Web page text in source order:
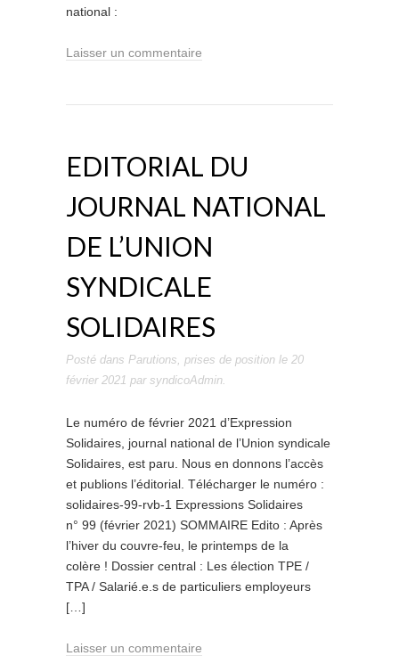
national :
Laisser un commentaire
EDITORIAL DU
JOURNAL NATIONAL
DE L’UNION
SYNDICALE
SOLIDAIRES
Posté dans Parutions, prises de position le 20
février 2021 par syndicoAdmin.
Le numéro de février 2021 d’Expression
Solidaires, journal national de l’Union syndicale
Solidaires, est paru. Nous en donnons l’accès
et publions l’éditorial. Télécharger le numéro :
solidaires-99-rvb-1 Expressions Solidaires
n° 99 (février 2021) SOMMAIRE Edito : Après
l’hiver du couvre-feu, le printemps de la
colère ! Dossier central : Les élection TPE /
TPA / Salarié.e.s de particuliers employeurs
[…]
Laisser un commentaire